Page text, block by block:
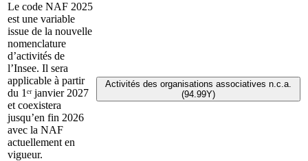
Le code NAF 2025
est une variable
issue de la nouvelle
nomenclature
d’activités de
l’Insee. Il sera
applicable à partir
du 1ᵉʳ janvier 2027
et coexistera
jusqu’en fin 2026
avec la NAF
actuellement en
vigueur.
Activités des organisations associatives n.c.a.
(94.99Y)